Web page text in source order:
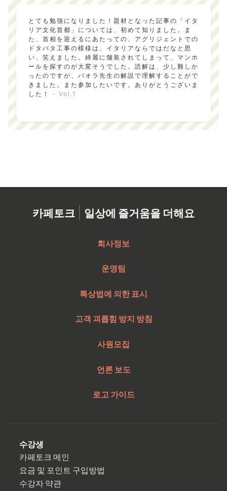
とても勉強になりました！題材となった記事の「イタ
リア文化首都」については、初めて知りました。ま
た、首相を迎えるにあたっての、アグリジェントでの
ドタバタ工事の模様は、イタリアならではだなと思
い、笑えました。綺麗に舗装されてしまって、マンホ
ールを探すのが大変そうでした。読解は、少し難しか
ったのですが、パオラ先生の解説で理解することがで
きました。また参加したいです。ありがとうございま
した！ - Vol.1
카페토크 | 일상에 즐거움을 더해요
회사정보
운영팀
특상법에 의한 표시
고객 괴롭힘 방지 방침
사원모집
언론 보도
로고 가이드
수강생
카페토크 메인
요금 및 포인트 구입방법
수강자 약관